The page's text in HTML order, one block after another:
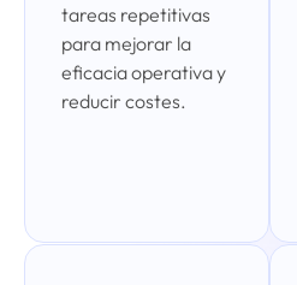
tareas repetitivas
para mejorar la
eficacia operativa y
reducir costes.